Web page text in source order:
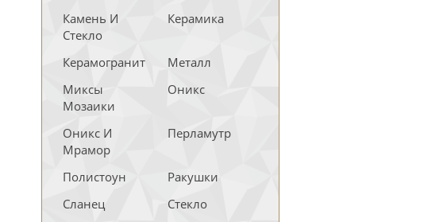
Камень И
Стекло
Керамика
Керамогранит
Металл
Миксы
Мозаики
Оникс
Оникс И
Мрамор
Перламутр
Полистоун
Ракушки
Сланец
Стекло